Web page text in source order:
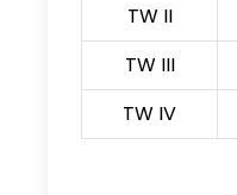
TW II
TW III
TW IV